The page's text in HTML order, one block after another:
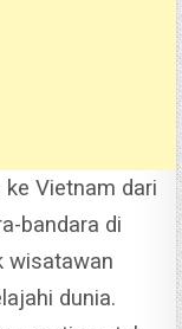
ke Vietnam dari
bandara di
wisatawan
dunia.